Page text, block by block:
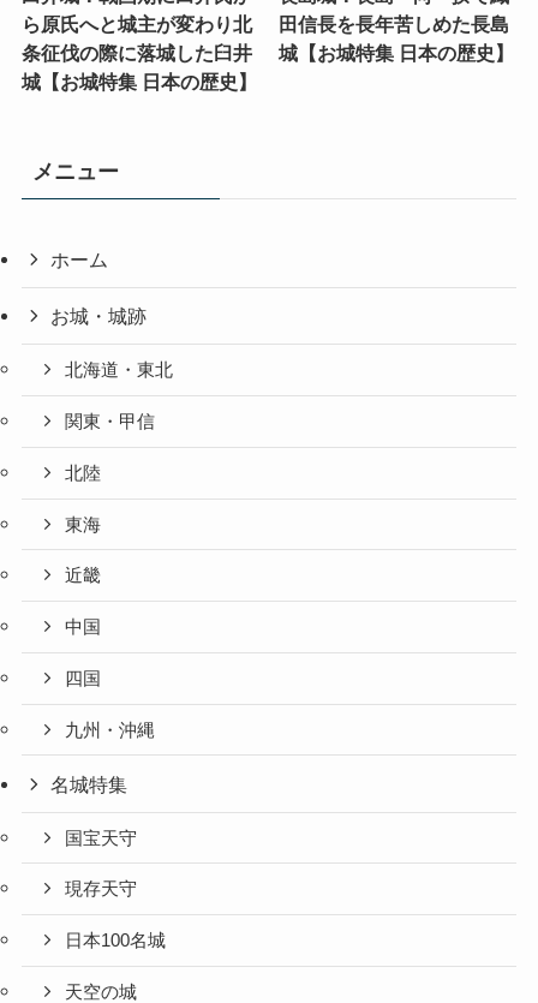
ら原氏へと城主が変わり北
条征伐の際に落城した臼井
城【お城特集 日本の歴史】
田信長を長年苦しめた長島
城【お城特集 日本の歴史】
メニュー
ホーム
お城・城跡
北海道・東北
関東・甲信
北陸
東海
近畿
中国
四国
九州・沖縄
名城特集
国宝天守
現存天守
日本100名城
天空の城